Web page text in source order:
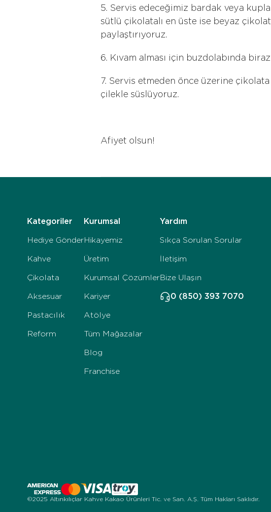
5. Servis edeceğimiz bardak veya
sütlü çikolatalı en üste ise beyaz
paylaştırıyoruz.
6. Kıvam alması için buzdolabında
7. Servis etmeden önce üzerine
çilekle süslüyoruz.
Afiyet olsun!
Kategoriler
Hediye Gönder
Kahve
Çikolata
Aksesuar
Pastacılık
Reform
Kurumsal
Hikayemiz
Üretim
Kurumsal Çözümler
Kariyer
Atölye
Tüm Mağazalar
Blog
Franchise
Yardım
Sıkça Sorulan Sorular
İletişim
Bize Ulaşın
0 (850) 393 7070
©2025 Altınkılıçlar Kahve Kakao Ürünleri Tic. ve San. A.Ş. Tüm Hakları Saklıdır.